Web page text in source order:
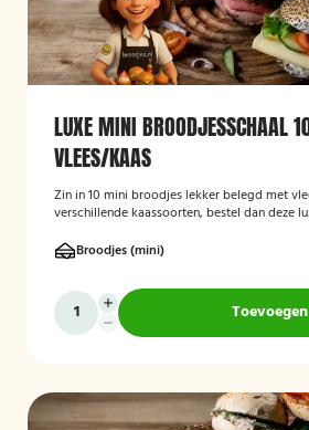
LUXE MINI BROODJESSCHAAL
VLEES/KAAS
Zin in 10 mini broodjes lekker belegd met
verschillende kaassoorten, bestel dan deze
Broodjes (mini)
Toevoegen